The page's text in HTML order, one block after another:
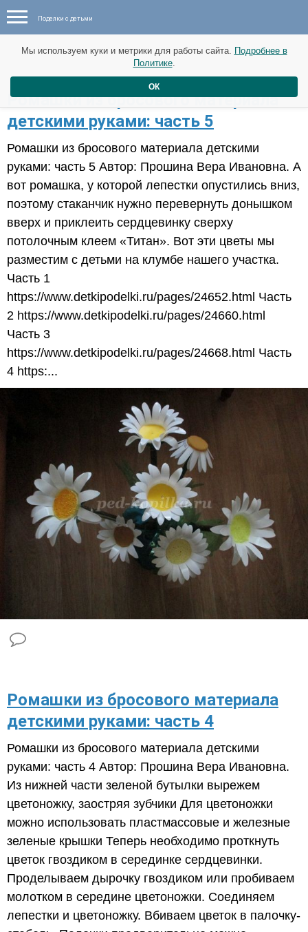
Поделки с детьми
Ромашки из бросового материала
детскими руками: часть 5
Ромашки из бросового материала детскими
руками: часть 5 Автор: Прошина Вера Ивановна. А
вот ромашка, у которой лепестки опустились вниз,
поэтому стаканчик нужно перевернуть донышком
вверх и приклеить сердцевинку сверху
потолочным клеем «Титан». Вот эти цветы мы
разместим с детьми на клумбе нашего участка.
Часть 1
https://www.detkipodelki.ru/pages/24652.html Часть
2 https://www.detkipodelki.ru/pages/24660.html
Часть 3
https://www.detkipodelki.ru/pages/24668.html Часть
4 https:...
Ромашки из бросового материала
детскими руками: часть 4
Ромашки из бросового материала детскими
руками: часть 4 Автор: Прошина Вера Ивановна.
Из нижней части зеленой бутылки вырежем
цветоножку, заостряя зубчики Для цветоножки
можно использовать пластмассовые и железные
зеленые крышки Теперь необходимо проткнуть
цветок гвоздиком в серединке сердцевинки.
Проделываем дырочку гвоздиком или пробиваем
молотком в середине цветоножки. Соединяем
лепестки и цветоножку. Вбиваем цветок в палочку-
Мы используем куки и метрики для работы сайта. Подробнее в
Политике.
ОК